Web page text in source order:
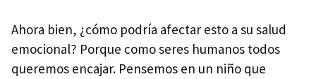
Ahora bien, ¿cómo podría afectar esto a su salud
emocional? Porque como seres humanos todos
queremos encajar. Pensemos en un niño que